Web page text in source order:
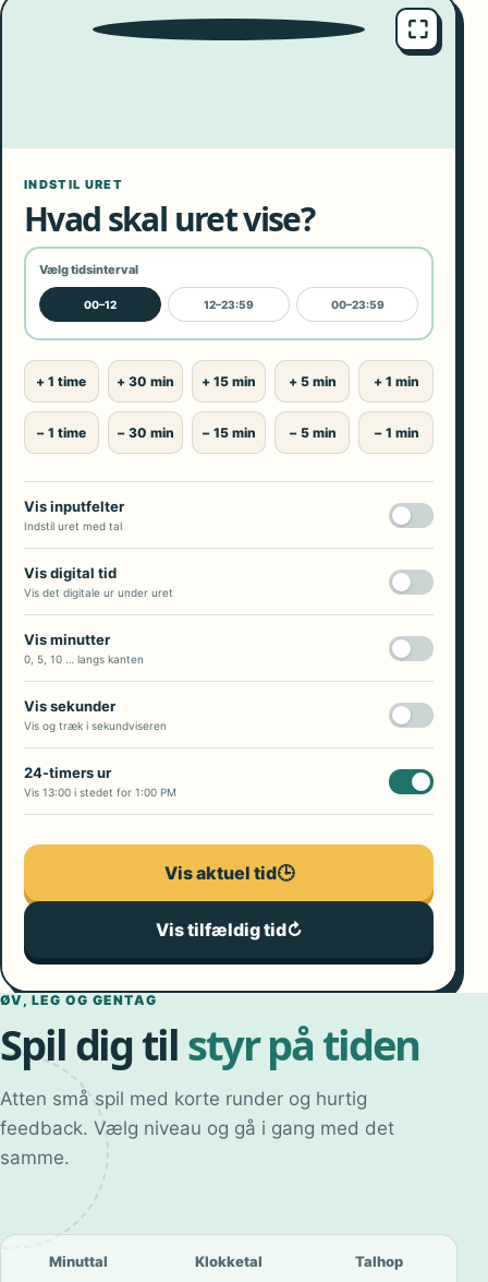
⛶
23
4
8
910
INDSTIL URET
Hvad skal uret vise?
Vælg tidsinterval
00–12 12–23:59 00–23:59
+ 1 time
− 1 time
+ 30 min
− 30 min
+ 15 min
− 15 min
+ 5 min
− 5 min
+ 1 min
− 1 min
Vis inputfelter
Indstil uret med tal
Vis digital tid
Vis det digitale ur under uret
Vis minutter
0, 5, 10 … langs kanten
Vis sekunder
Vis og træk i sekundviseren
24-timers ur
Vis 13:00 i stedet for 1:00 PM
Vis aktuel tid🕒
Vis tilfældig tid↻
ØV, LEG OG GENTAG
Spil dig tilstyr på tiden
Atten små spil med korte runder og hurtig
feedback. Vælg niveau og gå i gang med det
samme.
Minuttal Klokketal Talhop